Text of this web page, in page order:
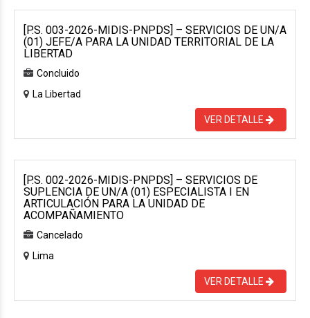
[P.S. 003-2026-MIDIS-PNPDS] – SERVICIOS DE UN/A
(01) JEFE/A PARA LA UNIDAD TERRITORIAL DE LA
LIBERTAD
Concluido
La Libertad
VER DETALLE
[P.S. 002-2026-MIDIS-PNPDS] – SERVICIOS DE
SUPLENCIA DE UN/A (01) ESPECIALISTA I EN
ARTICULACIÓN PARA LA UNIDAD DE
ACOMPAÑAMIENTO
Cancelado
Lima
VER DETALLE